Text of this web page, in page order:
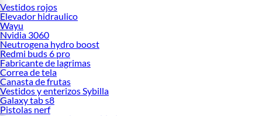
Vestidos rojos
Elevador hidraulico
Wayu
Nvidia 3060
Neutrogena hydro boost
Redmi buds 6 pro
Fabricante de lagrimas
Correa de tela
Canasta de frutas
Vestidos y enterizos Sybilla
Galaxy tab s8
Pistolas nerf